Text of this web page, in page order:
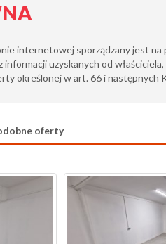
internetowej sporządzany jest na
uzyskanych od
określonej w art. 66 i następnych
oferty